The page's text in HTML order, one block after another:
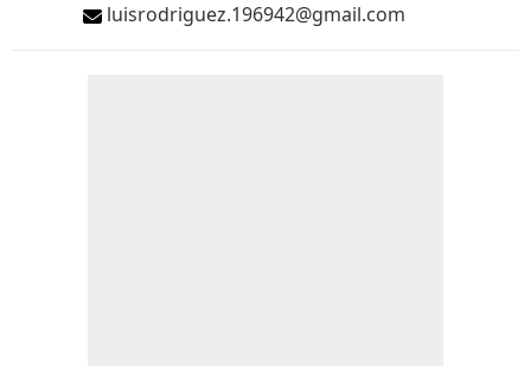
luisrodriguez.196942@gmail.com